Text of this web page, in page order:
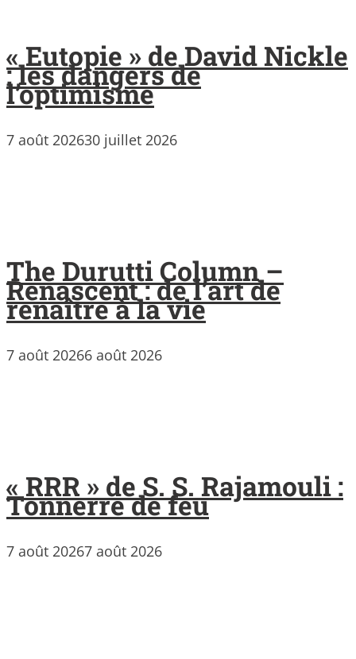
« Eutopie » de David Nickle
: les dangers de
l’optimisme
7 août 202630 juillet 2026
The Durutti Column –
Renascent : de l’art de
renaître à la vie
7 août 20266 août 2026
« RRR » de S. S. Rajamouli :
Tonnerre de feu
7 août 20267 août 2026